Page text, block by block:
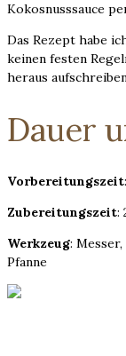
Kokosnusssauce
Das Rezept habe
keinen festen
heraus
Dauer
Vorbereitungszeit
Zubereitungszeit:
Werkzeug:
Pfanne